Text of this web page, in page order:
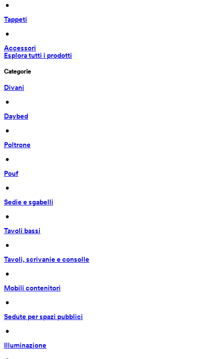
•
Tappeti
•
Accessori
Esplora tutti i prodotti
Categorie
Divani
•
Daybed
•
Poltrone
•
Pouf
•
Sedie e sgabelli
•
Tavoli bassi
•
Tavoli, scrivanie e consolle
•
Mobili contenitori
•
Sedute per spazi pubblici
•
Illuminazione